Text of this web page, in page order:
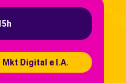
Digital e I.A.